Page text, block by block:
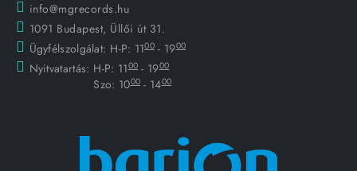
info@mgrecords.hu
1091 Budapest, Üllői út 31.
Ügyfélszolgálat: H-P: 1100 - 1900
Nyitvatartás: H-P: 1100 - 1900
Szo: 1000 - 1400